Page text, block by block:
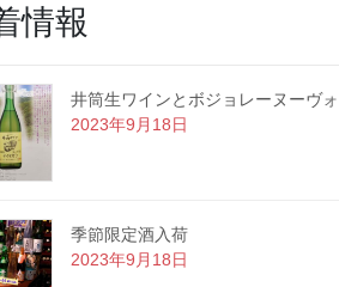
情報
井筒生ワインとボジョレーヌーヴ
2023年9月18日
季節限定酒入荷
2023年9月18日